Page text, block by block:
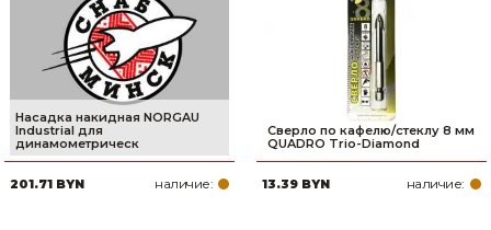
Насадка накидная NORGAU
Industrial для
динамометрическ
201.71 BYN наличие:
Сверло по кафелю/стеклу 8 мм
QUADRO Trio-Diamond
13.39 BYN наличие: